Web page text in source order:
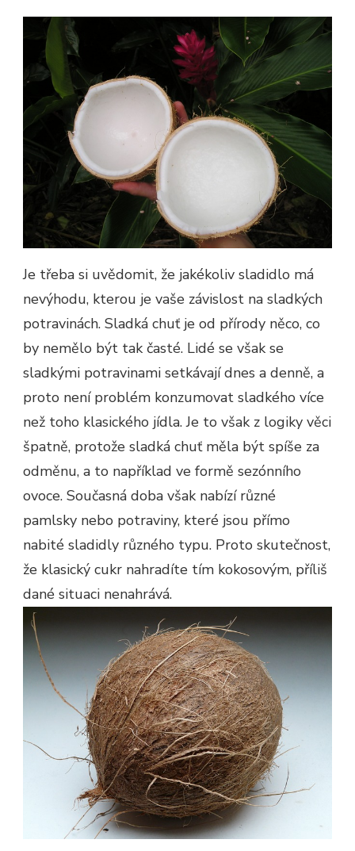
Je třeba si uvědomit, že jakékoliv sladidlo má
nevýhodu, kterou je vaše závislost na sladkých
potravinách. Sladká chuť je od přírody něco, co
by nemělo být tak časté. Lidé se však se
sladkými potravinami setkávají dnes a denně, a
proto není problém konzumovat sladkého více
než toho klasického jídla. Je to však z logiky věci
špatně, protože sladká chuť měla být spíše za
odměnu, a to například ve formě sezónního
ovoce. Současná doba však nabízí různé
pamlsky nebo potraviny, které jsou přímo
nabité sladidly různého typu. Proto skutečnost,
že klasický cukr nahradíte tím kokosovým, příliš
dané situaci nenahrává.